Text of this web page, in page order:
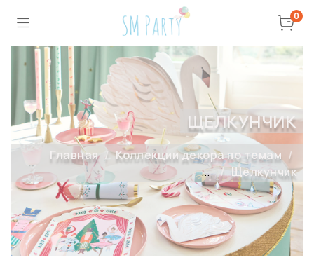
0
ЩЕЛКУНЧИК
Главная
Коллекции декора по темам
...
Щелкунчик